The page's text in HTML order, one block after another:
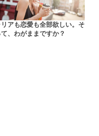
リアも恋愛も全部欲しい。そ
、わがままですか？